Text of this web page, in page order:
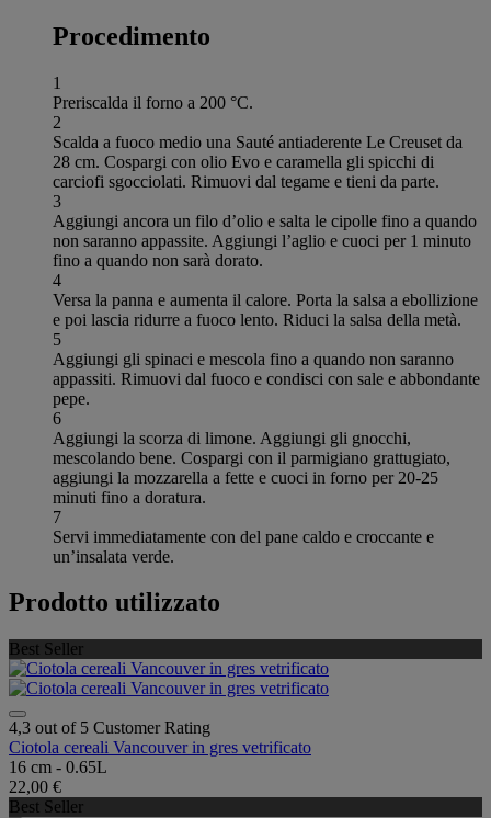
Procedimento
1
Preriscalda il forno a 200 °C.
2
Scalda a fuoco medio una Sauté antiaderente Le Creuset da
28 cm. Cospargi con olio Evo e caramella gli spicchi di
carciofi sgocciolati. Rimuovi dal tegame e tieni da parte.
3
Aggiungi ancora un filo d’olio e salta le cipolle fino a quando
non saranno appassite. Aggiungi l’aglio e cuoci per 1 minuto
fino a quando non sarà dorato.
4
Versa la panna e aumenta il calore. Porta la salsa a ebollizione
e poi lascia ridurre a fuoco lento. Riduci la salsa della metà.
5
Aggiungi gli spinaci e mescola fino a quando non saranno
appassiti. Rimuovi dal fuoco e condisci con sale e abbondante
pepe.
6
Aggiungi la scorza di limone. Aggiungi gli gnocchi,
mescolando bene. Cospargi con il parmigiano grattugiato,
aggiungi la mozzarella a fette e cuoci in forno per 20-25
minuti fino a doratura.
7
Servi immediatamente con del pane caldo e croccante e
un’insalata verde.
Prodotto utilizzato
Best Seller
4,3 out of 5 Customer Rating
Ciotola cereali Vancouver in gres vetrificato
16 cm - 0.65L
22,00 €
Best Seller